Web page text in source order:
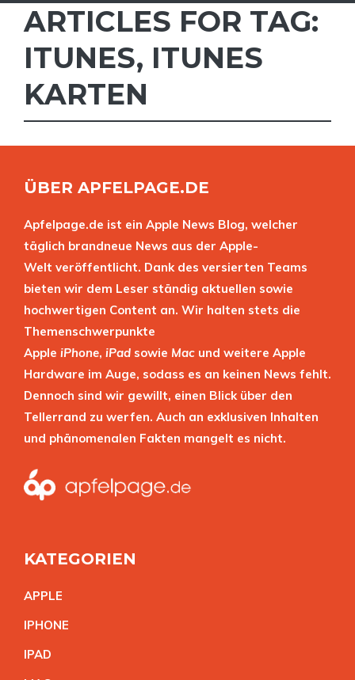
ARTICLES FOR TAG:
ITUNES, ITUNES
KARTEN
ÜBER APFELPAGE.DE
Apfelpage.de ist ein Apple News Blog, welcher
täglich brandneue News aus der Apple-
Welt veröffentlicht. Dank des versierten Teams
bieten wir dem Leser ständig aktuellen sowie
hochwertigen Content an. Wir halten stets die
Themenschwerpunkte
Apple iPhone, iPad sowie Mac und weitere Apple
Hardware im Auge, sodass es an keinen News fehlt.
Dennoch sind wir gewillt, einen Blick über den
Tellerrand zu werfen. Auch an exklusiven Inhalten
und phänomenalen Fakten mangelt es nicht.
KATEGORIEN
APPLE
IPHONE
IPAD